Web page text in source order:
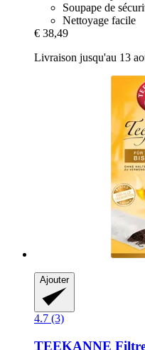
Soupape de
Nettoyage facile
€ 38,49
Livraison jusqu'au 13
Ajouter
4.7 (3)
TEEKANNE